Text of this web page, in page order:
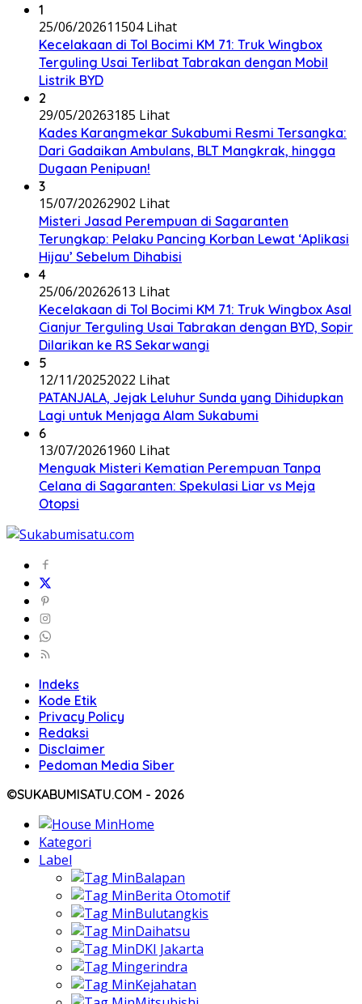
1
25/06/202611504 Lihat
Kecelakaan di Tol Bocimi KM 71: Truk Wingbox
Terguling Usai Terlibat Tabrakan dengan Mobil
Listrik BYD
2
29/05/20263185 Lihat
Kades Karangmekar Sukabumi Resmi Tersangka:
Dari Gadaikan Ambulans, BLT Mangkrak, hingga
Dugaan Penipuan!
3
15/07/20262902 Lihat
Misteri Jasad Perempuan di Sagaranten
Terungkap: Pelaku Pancing Korban Lewat ‘Aplikasi
Hijau’ Sebelum Dihabisi
4
25/06/20262613 Lihat
Kecelakaan di Tol Bocimi KM 71: Truk Wingbox Asal
Cianjur Terguling Usai Tabrakan dengan BYD, Sopir
Dilarikan ke RS Sekarwangi
5
12/11/20252022 Lihat
PATANJALA, Jejak Leluhur Sunda yang Dihidupkan
Lagi untuk Menjaga Alam Sukabumi
6
13/07/20261960 Lihat
Menguak Misteri Kematian Perempuan Tanpa
Celana di Sagaranten: Spekulasi Liar vs Meja
Otopsi
Indeks
Kode Etik
Privacy Policy
Redaksi
Disclaimer
Pedoman Media Siber
©SUKABUMISATU.COM - 2026
Home
Kategori
Label
Balapan
Berita Otomotif
Bulutangkis
Daihatsu
DKI Jakarta
gerindra
Kejahatan